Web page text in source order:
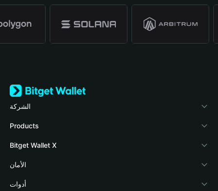
الشركة
المدونة
الأكاديمية
أخبار العملات المشفرة
Products
Crypto Card
Stablecoin Earn
Payfi Crypto
Bitget Wallet X
المطورون
ربط المحفظة
الأمان
صندوق الحماية
أدوات